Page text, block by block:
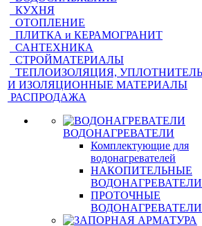
КУХНЯ
ОТОПЛЕНИЕ
ПЛИТКА и КЕРАМОГРАНИТ
САНТЕХНИКА
СТРОЙМАТЕРИАЛЫ
ТЕПЛОИЗОЛЯЦИЯ,
И ИЗОЛЯЦИОННЫЕ МАТЕРИАЛЫ
РАСПРОДАЖА
ВОДОНАГРЕВАТЕЛИ
Комплектующие для
водонагревателей
НАКОПИТЕЛЬНЫЕ
ВОДОНАГРЕВАТЕЛИ
ПРОТОЧНЫЕ
ВОДОНАГРЕВАТЕЛИ